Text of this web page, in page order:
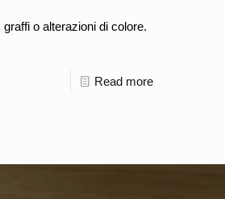
o alterazioni di colore.
Read more